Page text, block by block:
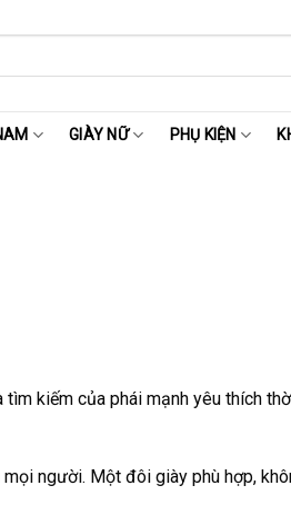
GIÀY NỮ PHỤ KIỆN
kiếm của phái mạnh yêu thích
người. Một đôi giày phù hợp,